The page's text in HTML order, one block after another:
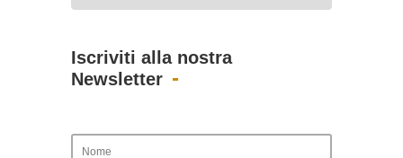
Iscriviti alla nostra
Newsletter